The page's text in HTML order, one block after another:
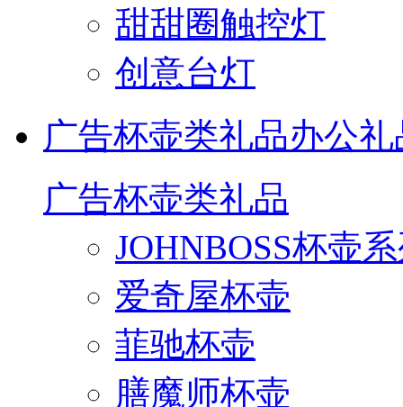
甜甜圈触控灯
创意台灯
广告杯壶类礼品办公礼
广告杯壶类礼品
JOHNBOSS杯壶
爱奇屋杯壶
菲驰杯壶
膳魔师杯壶